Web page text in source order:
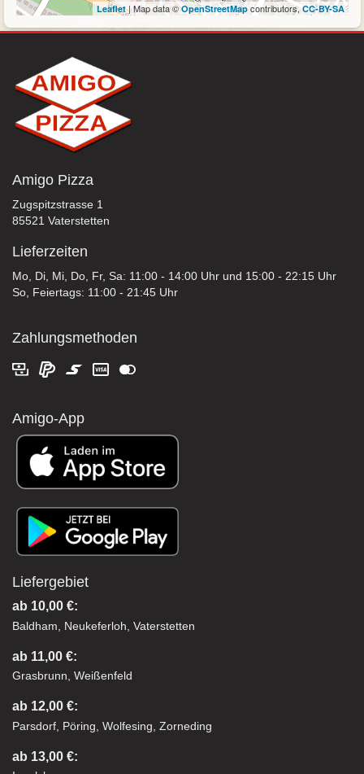
Leaflet| Map data © OpenStreetMapcontributors,CC-BY-SA
Amigo Pizza
Zugspitzstrasse 1
85521 Vaterstetten
Lieferzeiten
Mo, Di, Mi, Do, Fr, Sa: 11:00 - 14:00 Uhr und 15:00 - 22:15 Uhr
So, Feiertags: 11:00 - 21:45 Uhr
Zahlungsmethoden
Amigo-App
Liefergebiet
ab 10,00 €:
Baldham, Neukeferloh, Vaterstetten
ab 11,00 €:
Grasbrunn, Weißenfeld
ab 12,00 €:
Parsdorf, Pöring, Wolfesing, Zorneding
ab 13,00 €: